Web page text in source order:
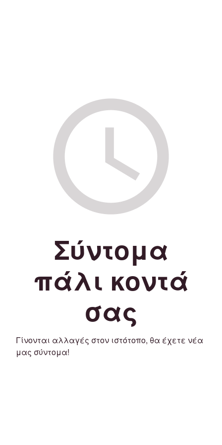
Σύντομα
πάλι κοντά
σας
Γίνονται αλλαγές στον ιστότοπο, θα έχετε νέα
μας σύντομα!